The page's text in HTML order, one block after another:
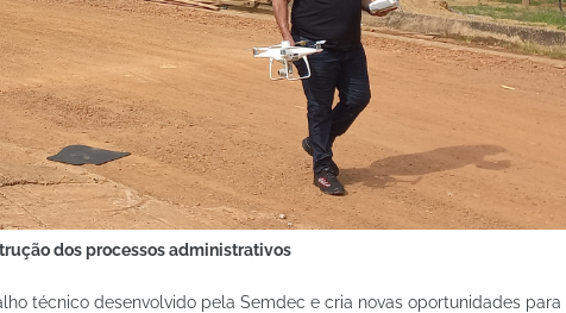
dos processos administrativos
técnico desenvolvido pela Semdec e cria novas oportunidades para